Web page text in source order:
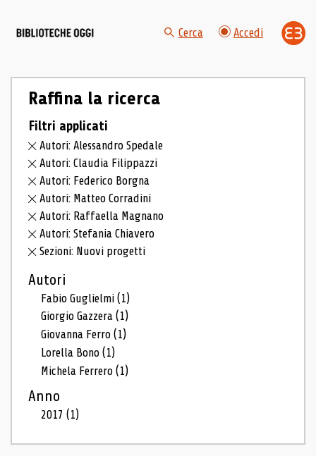
Cerca Accedi
Raffina la ricerca
Filtri applicati
Autori: Alessandro Spedale
Autori: Claudia Filippazzi
Autori: Federico Borgna
Autori: Matteo Corradini
Autori: Raffaella Magnano
Autori: Stefania Chiavero
Sezioni: Nuovi progetti
Autori
Fabio Guglielmi(1)
Giorgio Gazzera(1)
Giovanna Ferro(1)
Lorella Bono(1)
Michela Ferrero(1)
Anno
2017(1)